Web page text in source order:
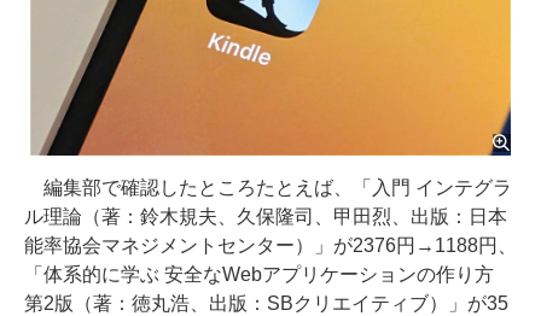
編集部で確認したところたとえば、「入門 インテグラ
ル理論（著：鈴木規夫、久保隆司、甲田烈、出版：日本
能率協会マネジメントセンター）」が2376円→1188円、
「体系的に学ぶ 安全なWebアプリケーションの作り方
第2版（著：徳丸浩、出版：SBクリエイティブ）」が35